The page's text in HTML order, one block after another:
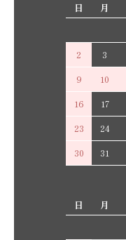
日
月
2
3
9
10
16
17
23
24
30
31
日
月